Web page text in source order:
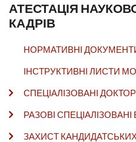
АТЕСТАЦІЯ
КАДРІВ
НОРМАТИВНІ
ІНСТРУКТИВНІ ЛИСТИ
СПЕЦІАЛІЗОВАНІ
РАЗОВІ СПЕЦІАЛІЗОВАНІ
ЗАХИСТ